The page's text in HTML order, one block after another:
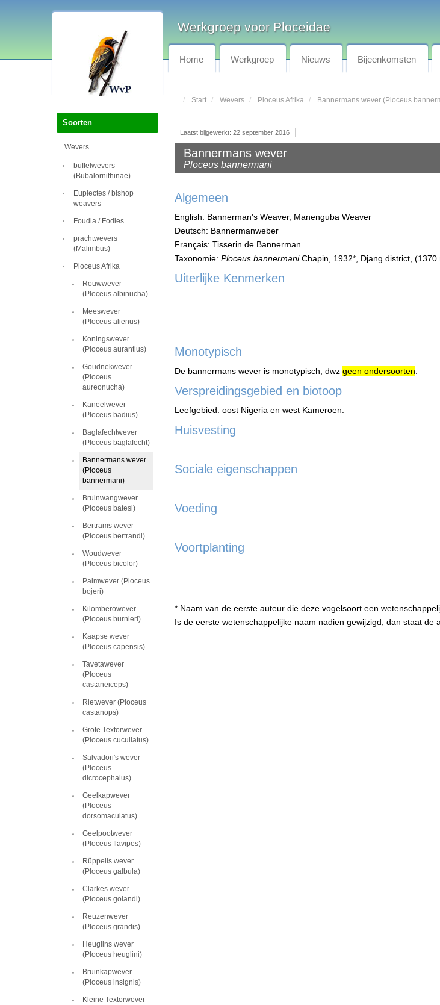
Soorten
Wevers
buffelwevers
(Bubalornithinae)
Euplectes / bishop
weavers
Foudia / Fodies
prachtwevers
(Malimbus)
Ploceus Afrika
Rouwwever
(Ploceus albinucha)
Meeswever
(Ploceus alienus)
Koningswever
(Ploceus aurantius)
Goudnekwever
(Ploceus
aureonucha)
Kaneelwever
(Ploceus badius)
Baglafechtwever
(Ploceus baglafecht)
Bannermans wever
(Ploceus
bannermani)
Bruinwangwever
(Ploceus batesi)
Bertrams wever
(Ploceus bertrandi)
Woudwever
(Ploceus bicolor)
Palmwever (Ploceus
bojeri)
Kilomberowever
(Ploceus burnieri)
Kaapse wever
(Ploceus capensis)
Tavetawever
(Ploceus
castaneiceps)
Rietwever (Ploceus
castanops)
Grote Textorwever
(Ploceus cucullatus)
Salvadori's wever
(Ploceus
dicrocephalus)
Geelkapwever
(Ploceus
dorsomaculatus)
Geelpootwever
(Ploceus flavipes)
Rüppells wever
(Ploceus galbula)
Clarkes wever
(Ploceus golandi)
Reuzenwever
(Ploceus grandis)
Heuglins wever
(Ploceus heuglini)
Bruinkapwever
(Ploceus insignis)
Kleine Textorwever
Werkgroep voor Ploceidae
Home Werkgroep Nieuws Bijeenkomsten
Start Wevers Ploceus Afrika Bannermans wever (Ploceus
Laatst bijgewerkt: 22 september 2016
Bannermans wever
Ploceus bannermani
Algemeen
English: Bannerman's Weaver, Manenguba Weaver
Deutsch: Bannermanweber
Français: Tisserin de Bannerman
Taxonomie: Ploceus bannermaniChapin, 1932*, Djang district, (1370
Uiterlijke Kenmerken
Monotypisch
De bannermans wever is monotypisch; dwz geen ondersoorten
Verspreidingsgebied en biotoop
Leefgebied: oost Nigeria en west Kameroen.
Huisvesting
Sociale eigenschappen
Voeding
Voortplanting
* Naam van de eerste auteur die deze vogelsoort een
Is de eerste wetenschappelijke naam nadien gewijzigd, dan staat de